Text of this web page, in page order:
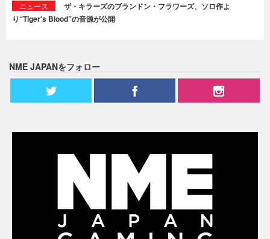
ニュース
ザ・キラーズのブランドン・フラワーズ、ソロ作よ
り“Tiger's Blood”の音源が公開
NME JAPANをフォロー